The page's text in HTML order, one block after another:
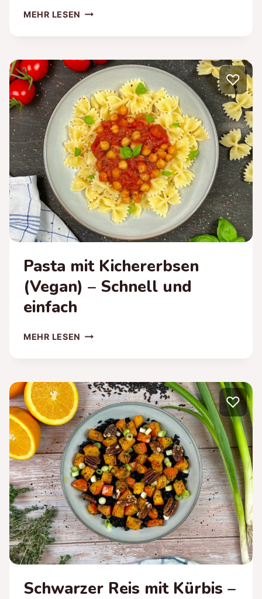
MEHR LESEN SCHNELLER
MIT
WÜRSTCHEN
♡
Pasta mit Kichererbsen
(Vegan) – Schnell und
einfach
MEHR LESEN PASTA
–
SCHNELL
UND
EINFACH
♡
Schwarzer Reis mit Kürbis –